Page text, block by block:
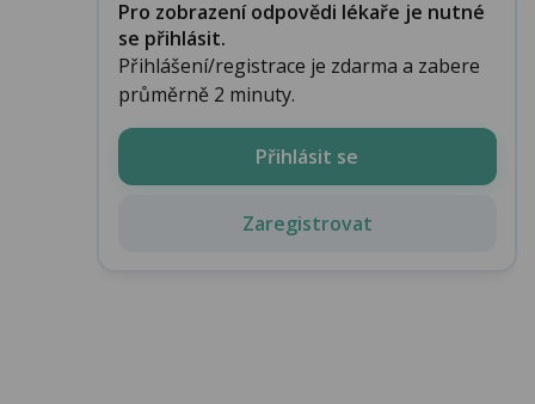
Pro zobrazení odpovědi lékaře je nutné
se přihlásit.
Přihlášení/registrace je zdarma a zabere
průměrně 2 minuty.
Přihlásit se
Zaregistrovat